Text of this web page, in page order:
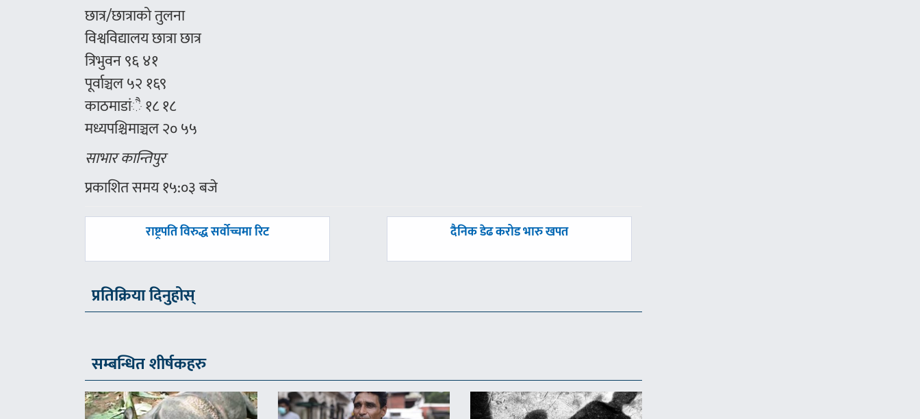
छात्र/छात्राको तुलना
विश्वविद्यालय छात्रा छात्र
त्रिभुवन ९६ ४१
पूर्वाञ्चल ५२ १६९
काठमाडांै १८ १८
मध्यपश्चिमाञ्चल २० ५५
साभार कान्तिपुर
प्रकाशित समय १५:०३ बजे
पछिल्लाे
राष्ट्रपति विरुद्ध सर्वोच्चमा रिट
अघिल्लाे
दैनिक डेढ करोड भारु खपत
प्रतिक्रिया दिनुहोस्
सम्बन्धित शीर्षकहरु